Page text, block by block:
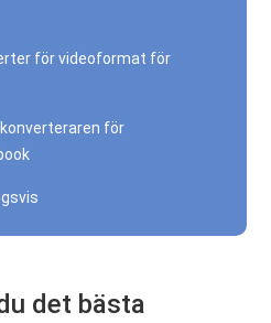
för videoformat för
för
det bästa